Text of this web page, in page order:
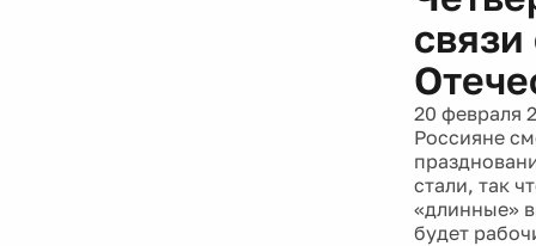
20 февраля
Россияне
стали, так
«длинные»
будет